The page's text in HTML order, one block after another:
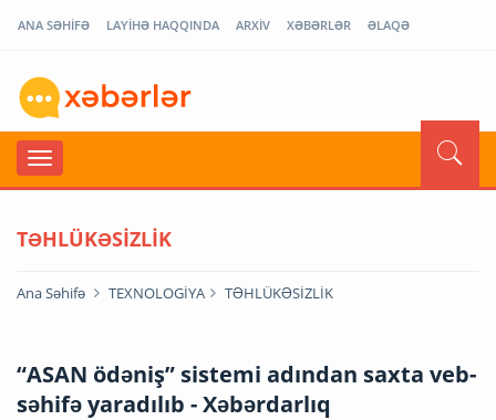
ANA SƏHİFƏ LAYİHƏ HAQQINDA ARXİV XƏBƏRLƏR ƏLAQƏ
TƏHLÜKƏSİZLİK
Ana Səhifə TEXNOLOGİYA TƏHLÜKƏSİZLİK
“ASAN ödəniş” sistemi adından saxta veb-
səhifə yaradılıb - Xəbərdarlıq